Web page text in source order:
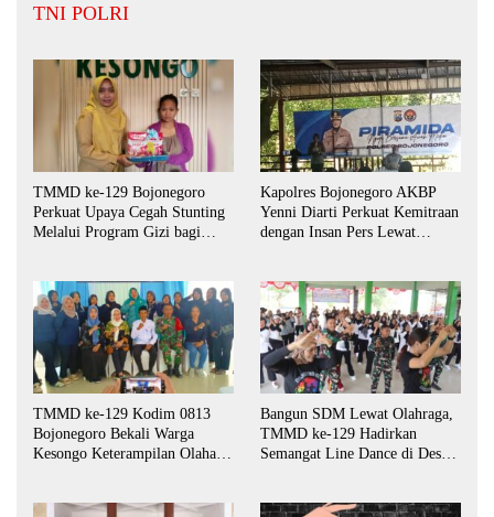
TNI POLRI
TMMD ke-129 Bojonegoro
Perkuat Upaya Cegah Stunting
Melalui Program Gizi bagi
Kapolres Bojonegoro AKBP
Yenni Diarti Perkuat Kemitraan
dengan Insan Pers Lewat
TMMD ke-129 Kodim 0813
Bojonegoro Bekali Warga
Kesongo Keterampilan Olahan
Bangun SDM Lewat Olahraga,
TMMD ke-129 Hadirkan
Semangat Line Dance di Desa